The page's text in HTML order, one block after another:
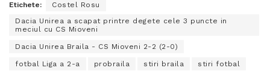
Etichete:
Costel Rosu
Dacia Unirea a scapat printre degete cele 3 puncte in
meciul cu CS Mioveni
Dacia Unirea Braila - CS Mioveni 2-2 (2-0)
fotbal Liga a 2-a probraila stiri braila stiri fotbal